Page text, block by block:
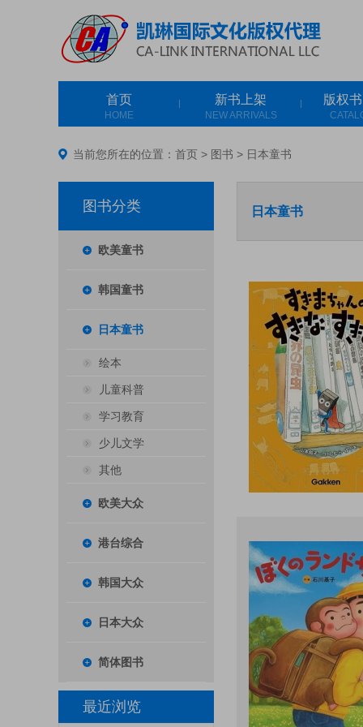
首页
HOME
新书上架
NEW ARRIVALS
版权
当前您所在的位置： 首页 > 图书 > 日本童书
图书分类
欧美童书
韩国童书
日本童书
绘本
儿童科普
学习教育
少儿文学
其他
欧美大众
港台综合
韩国大众
日本大众
简体图书
最近浏览
日本童书